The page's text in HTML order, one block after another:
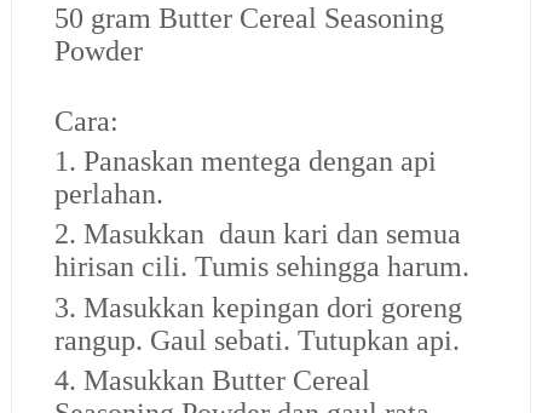
50 gram Butter Cereal Seasoning
Powder
Cara:
1. Panaskan mentega dengan api
perlahan.
2. Masukkan daun kari dan semua
hirisan cili. Tumis sehingga harum.
3. Masukkan kepingan dori goreng
rangup. Gaul sebati. Tutupkan api.
4. Masukkan Butter Cereal